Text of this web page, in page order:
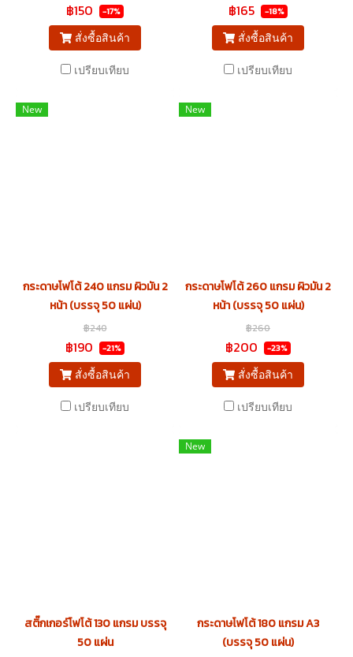
฿150 -17%
สั่งซื้อสินค้า
เปรียบเทียบ
฿165 -18%
สั่งซื้อสินค้า
เปรียบเทียบ
New
กระดาษโฟโต้ 240 แกรม ผิวมัน 2
หน้า (บรรจุ 50 แผ่น)
฿240
฿190 -21%
สั่งซื้อสินค้า
เปรียบเทียบ
New
กระดาษโฟโต้ 260 แกรม ผิวมัน 2
หน้า (บรรจุ 50 แผ่น)
฿260
฿200 -23%
สั่งซื้อสินค้า
เปรียบเทียบ
สติ๊กเกอร์โฟโต้ 130 แกรม บรรจุ
50 แผ่น
New
กระดาษโฟโต้ 180 แกรม A3
(บรรจุ 50 แผ่น)